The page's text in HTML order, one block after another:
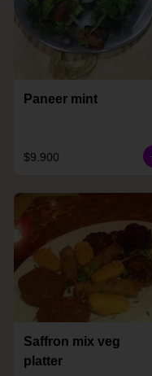
Paneer mint
$9.900
Saffron mix veg
platter